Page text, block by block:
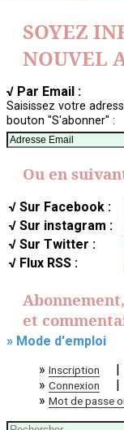
SOYEZ
NOUVEL
√ Par Email :
Saisissez votre
bouton "S'abonner" :
Ou en
√ Sur Facebook :
√ Sur instagram :
√ Sur Twitter :
√ Flux RSS :
et
» Mode d'emploi
» Inscription |
» Connexion |
» Mot de passe